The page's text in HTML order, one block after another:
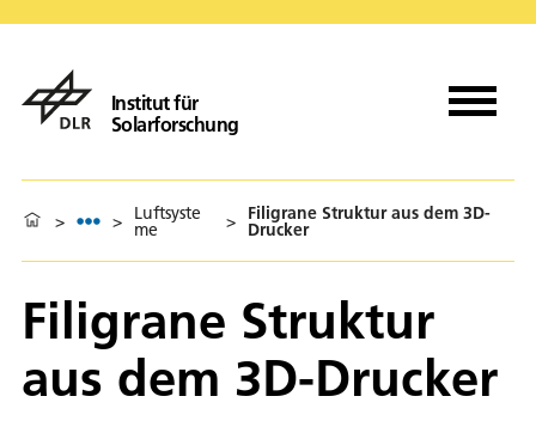
Institut für
Solarforschung
> > Luftsyste
me > Filigrane Struktur aus dem 3D-
Drucker
Filigrane Struktur
aus dem 3D-Drucker